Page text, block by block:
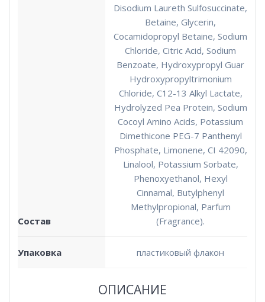
Состав
Disodium Laureth Sulfosuccinate,
Betaine, Glycerin,
Cocamidopropyl Betaine, Sodium
Chloride, Citric Acid, Sodium
Benzoate, Hydroxypropyl Guar
Hydroxypropyltrimonium
Chloride, C12-13 Alkyl Lactate,
Hydrolyzed Pea Protein, Sodium
Cocoyl Amino Acids, Potassium
Dimethicone PEG-7 Panthenyl
Phosphate, Limonene, CI 42090,
Linalool, Potassium Sorbate,
Phenoxyethanol, Hexyl
Cinnamal, Butylphenyl
Methylpropional, Parfum
(Fragrance).
Упаковка пластиковый флакон
ОПИСАНИЕ